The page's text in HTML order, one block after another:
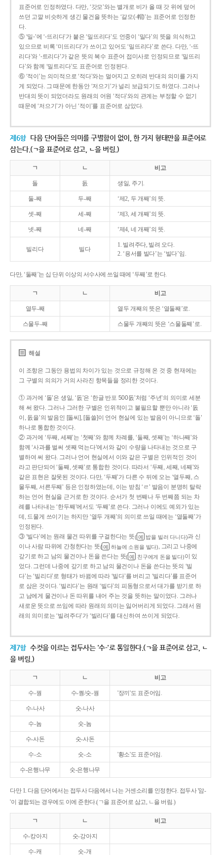
표준어로 인정하였다. 다만, ‘갓모’와는 별개로 비가 올 때 갓 위에 덮어
쓰던 고깔 비슷하게 생긴 물건을 뜻하는 ‘갈모(-帽)’는 표준어로 인정한
다.
⑤ ‘밀-’에 ‘-뜨리다’가 붙은 ‘밀뜨리다’도 언중이 ‘밀다’의 뜻을 의식하고
있으므로 비록 ‘미뜨리다’가 쓰이고 있어도 ‘밀뜨리다’로 쓴다. 다만, ‘-뜨
리다’와 ‘-트리다’가 같은 뜻의 복수 표준어 접미사로 인정되므로 ‘밀뜨리
다’와 함께 ‘밀트리다’도 표준어로 인정된다.
⑥ ‘적이’는 의미적으로 ‘적다’와는 멀어지고 오히려 반대의 의미를 가지
게 되었다. 그 때문에 한동안 ‘저으기’가 널리 보급되기도 하였다. 그러나
반대의 뜻이 되었더라도 원래의 어원 ‘적다’와의 관계는 부정할 수 없기
때문에 ‘저으기’가 아닌 ‘적이’를 표준어로 삼았다.
제6항 다음 단어들은 의미를 구별함이 없이, 한 가지 형태만을 표준어로
삼는다.(ㄱ을 표준어로 삼고, ㄴ을 버림.)
ㄱ ㄴ 비고
돌 돐 생일, 주기.
둘-째 두-째 ‘제2, 두 개째’의 뜻.
셋-째 세-째 ‘제3, 세 개째’의 뜻.
넷-째 네-째 ‘제4, 네 개째’의 뜻.
빌리다 빌다
1. 빌려주다, 빌려 오다.
2. ‘용서를 빌다’는 ‘빌다’임.
다만, ‘둘째’는 십 단위 이상의 서수사에 쓰일 때에 ‘두째’로 한다.
ㄱ ㄴ 비고
열두-째 열두 개째의 뜻은 ‘열둘째’로.
스물두-째 스물두 개째의 뜻은 ‘스물둘째’로.
해설
이 조항은 그동안 용법의 차이가 있는 것으로 규정해 온 것 중 현재에는
그 구별의 의의가 거의 사라진 항목들을 정리한 것이다.
① 과거에 ‘돌’은 생일, ‘돐’은 ‘한글 반포 500돐’처럼 ‘주년’의 의미로 세분
해 써 왔다. 그러나 그러한 구별은 인위적이고 불필요할 뿐만 아니라 ‘돐
이, 돐을’의 발음인 [돌씨], [돌쓸]이 언어 현실에 있는 발음이 아니므로 ‘돌’
하나로 통합한 것이다.
② 과거에 ‘두째, 세째’는 ‘첫째’와 함께 차례를, ‘둘째, 셋째’는 ‘하나째’와
함께 ‘사과를 벌써 셋째 먹는다’에서와 같이 수량을 나타내는 것으로 구
별하여 써 왔다. 그러나 언어 현실에서 이와 같은 구별은 인위적인 것이
라고 판단되어 ‘둘째, 셋째’로 통합한 것이다. 따라서 ‘두째, 세째, 네째’와
같은 표현은 잘못된 것이다. 다만, ‘두째’가 다른 수 뒤에 오는 ‘열두째, 스
물두째, 서른두째’ 등은 인정하였는데, 이는 받침 ‘ㄹ’ 발음이 분명히 탈락
하는 언어 현실을 근거로 한 것이다. 순서가 첫 번째나 두 번째쯤 되는 차
례를 나타내는 ‘한두째’에서도 ‘두째’로 쓴다. 그러나 이에도 예외가 있는
데, 드물게 쓰이기는 하지만 ‘열두 개째’의 의미로 쓰일 때에는 ‘열둘째’가
인정된다.
③ ‘빌다’에는 원래 물건 따위를 구걸한다는 뜻( 예 밥을 빌러 다니다)과 신
이나 사람 따위에 간청한다는 뜻( 예 하늘에 소원을 빌다), 그리고 나중에
갚기로 하고 남의 물건이나 돈을 쓴다는 뜻( 예 친구에게 돈을 빌다)이 있
었다. 그런데 나중에 갚기로 하고 남의 물건이나 돈을 쓴다는 뜻의 ‘빌
다’는 ‘빌리다’로 형태가 바뀜에 따라 ‘빌다’를 버리고 ‘빌리다’를 표준어
로 삼은 것이다. ‘빌리다’는 원래 ‘빌다’의 피동형으로서 대가를 받기로 하
고 남에게 물건이나 돈 따위를 내어 주는 것을 뜻하는 말이었다. 그러나
새로운 뜻으로 쓰임에 따라 원래의 의미는 잃어버리게 되었다. 그래서 원
래의 의미로는 ‘빌려주다’가 ‘빌리다’를 대신하여 쓰이게 되었다.
제7항 수컷을 이르는 접두사는 '수-'로 통일한다.(ㄱ을 표준어로 삼고, ㄴ
을 버림.)
ㄱ ㄴ 비고
수-꿩 수-퀑/숫-꿩 '장끼'도 표준어임.
수-나사 숫-나사
수-놈 숫-놈
수-사돈 숫-사돈
수-소 숫-소 '황소'도 표준어임.
수-은행나무 숫-은행나무
다만 1. 다음 단어에서는 접두사 다음에서 나는 거센소리를 인정한다. 접두사 '암-
'이 결합되는 경우에도 이에 준한다.(ㄱ을 표준어로 삼고, ㄴ을 버림.)
ㄱ ㄴ 비고
수-캉아지 숫-강아지
수-캐 숫-개